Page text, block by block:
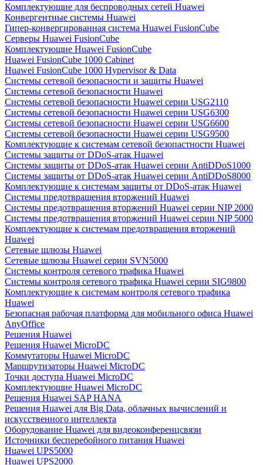
Комплектующие для беспроводных сетей Huawei
Конвергентные системы Huawei
Гипер-конвергированная система Huawei FusionCube
Серверы Huawei FusionCube
Комплектующие Huawei FusionCube
Huawei FusionCube 1000 Cabinet
Huawei FusionCube 1000 Hypervisor & Data
Системы сетевой безопасности и защиты Huawei
Системы сетевой безопасности Huawei
Системы сетевой безопасности Huawei серии USG2110
Системы сетевой безопасности Huawei серии USG6300
Системы сетевой безопасности Huawei серии USG6600
Системы сетевой безопасности Huawei серии USG9500
Комплектующие к системам сетевой безопастности Huawei
Системы защиты от DDoS-атак Huawei
Системы защиты от DDoS-атак Huawei серии AntiDDoS1000
Системы защиты от DDoS-атак Huawei серии AntiDDoS8000
Комплектующие к системам защиты от DDoS-атак Huawei
Системы предотвращения вторжений Huawei
Системы предотвращения вторжений Huawei серии NIP 2000
Системы предотвращения вторжений Huawei серии NIP 5000
Комплектующие к системам предотвращения вторжений
Huawei
Сетевые шлюзы Huawei
Сетевые шлюзы Huawei серии SVN5000
Системы контроля сетевого трафика Huawei
Системы контроля сетевого трафика Huawei серии SIG9800
Комплектующие к системам контроля сетевого трафика
Huawei
Безопасная рабочая платформа для мобильного офиса Huawei
AnyOffice
Решения Huawei
Решения Huawei MicroDC
Коммутаторы Huawei MicroDC
Маршрутизаторы Huawei MicroDC
Точки доступа Huawei MicroDC
Комплектующие Huawei MicroDC
Решения Huawei SAP HANA
Решения Huawei для Big Data, облачных вычислений и
искусственного интеллекта
Оборудование Huawei для видеоконференцсвязи
Источники бесперебойного питания Huawei
Huawei UPS5000
Huawei UPS2000